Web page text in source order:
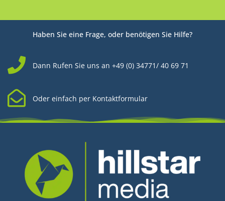
Haben Sie eine Frage, oder benötigen Sie Hilfe?
Dann Rufen Sie uns an +49 (0) 34771/ 40 69 71
Oder einfach per Kontaktformular